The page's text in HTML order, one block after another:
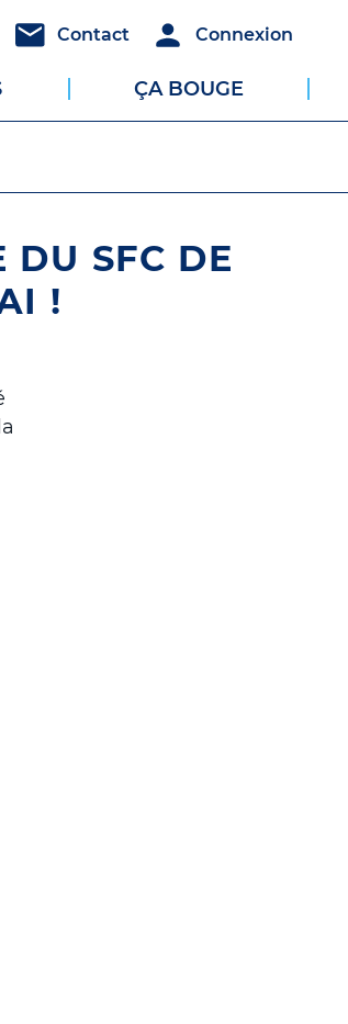
Header
Connexion
Connexion
Header
Communication
Contact
ÇA BOUGE
DU SFC DE
!